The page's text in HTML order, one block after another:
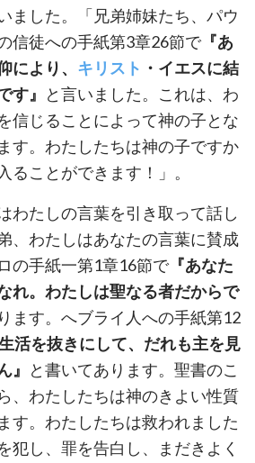
ました。「兄弟姉妹たち、パウ
信徒への手紙第3章26節で『あ
により、 キリスト ・イエスに結
す』 と言いました。これは、わ
信じることによって神の子とな
す。わたしたちは神の子ですか
ることができます！」。
わたしの言葉を引き取って話し
、わたしはあなたの言葉に賛成
の手紙一第1章16節で『あなた
れ。わたしは聖なる者だからで
ます。へブライ人への手紙第12
活を抜きにして、だれも主を見
』 と書いてあります。聖書のこ
、わたしたちは神のきよい性質
す。わたしたちは救われました
犯し、罪を告白し、まだきよく